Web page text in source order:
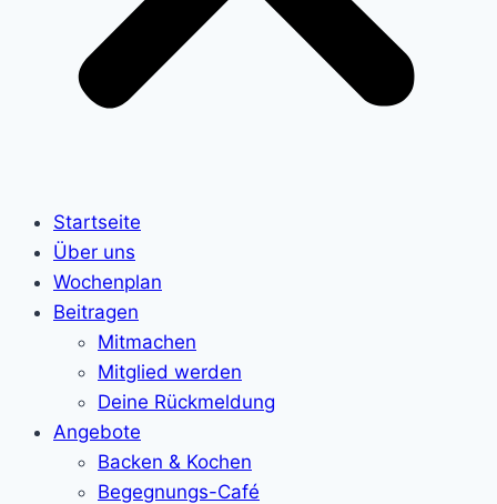
Startseite
Über uns
Wochenplan
Beitragen
Mitmachen
Mitglied werden
Deine Rückmeldung
Angebote
Backen & Kochen
Begegnungs-Café